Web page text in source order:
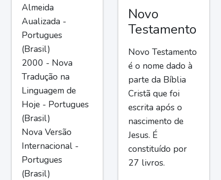
Almeida
Aualizada -
Portugues
(Brasil)
2000 - Nova
Tradução na
Linguagem de
Hoje - Portugues
(Brasil)
Nova Versão
Internacional -
Portugues
(Brasil)
Novo
Testamento
Novo Testamento
é o nome dado à
parte da Bíblia
Cristã que foi
escrita após o
nascimento de
Jesus. É
constituído por
27 livros.